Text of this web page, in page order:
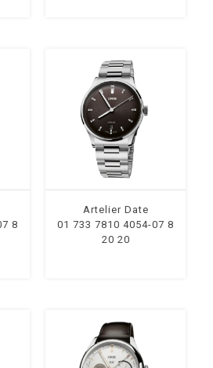
8
Artelier Date
01 733 7810 4054-07 8
20 20